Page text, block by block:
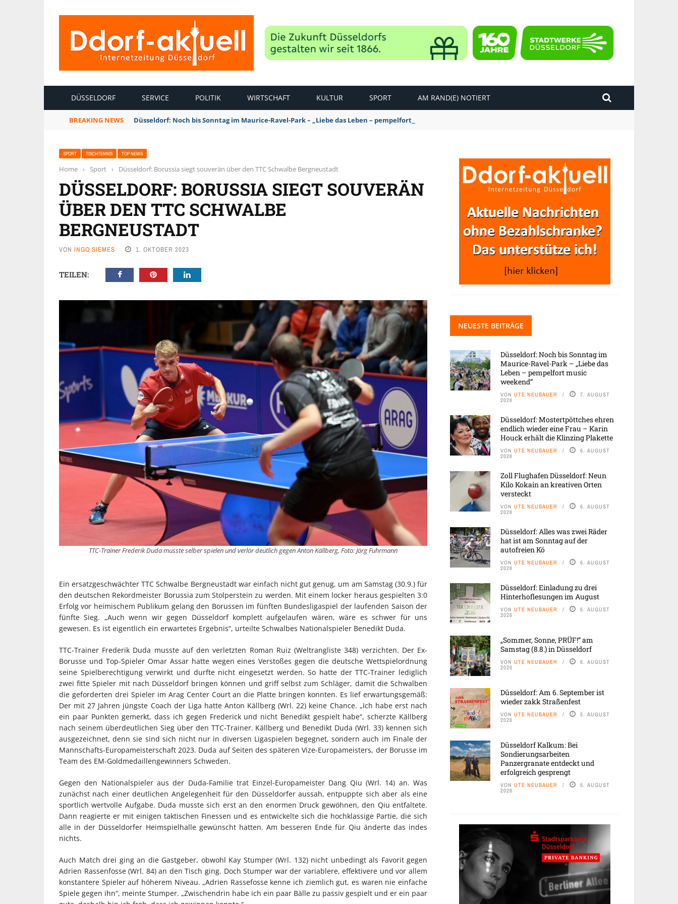
DÜSSELDORF SERVICE POLITIK WIRTSCHAFT KULTUR SPORT AM RAND(E) NOTIERT
BREAKING NEWS Düsseldorf: Noch bis Sonntag im Maurice-Ravel-Park – „Liebe das Leben – pempelfort music weekend“
SPORT TISCHTENNIS TOP NEWS
Home › Sport › Düsseldorf: Borussia siegt souverän über den TTC Schwalbe Bergneustadt
DÜSSELDORF: BORUSSIA SIEGT SOUVERÄN
ÜBER DEN TTC SCHWALBE
BERGNEUSTADT
VON INGO SIEMES 1. OKTOBER 2023
TEILEN:
TTC-Trainer Frederik Duda musste selber spielen und verlör deutlich gegen Anton Källberg, Foto: Jörg Fuhrmann
Ein ersatzgeschwächter TTC Schwalbe Bergneustadt war einfach nicht gut genug, um am Samstag (30.9.) für
den deutschen Rekordmeister Borussia zum Stolperstein zu werden. Mit einem locker heraus gespielten 3:0
Erfolg vor heimischem Publikum gelang den Borussen im fünften Bundesligaspiel der laufenden Saison der
fünfte Sieg. „Auch wenn wir gegen Düsseldorf komplett aufgelaufen wären, wäre es schwer für uns
gewesen. Es ist eigentlich ein erwartetes Ergebnis“, urteilte Schwalbes Nationalspieler Benedikt Duda.
TTC-Trainer Frederik Duda musste auf den verletzten Roman Ruiz (Weltrangliste 348) verzichten. Der Ex-
Borusse und Top-Spieler Omar Assar hatte wegen eines Verstoßes gegen die deutsche Wettspielordnung
seine Spielberechtigung verwirkt und durfte nicht eingesetzt werden. So hatte der TTC-Trainer lediglich
zwei fitte Spieler mit nach Düsseldorf bringen können und griff selbst zum Schläger, damit die Schwalben
die geforderten drei Spieler im Arag Center Court an die Platte bringen konnten. Es lief erwartungsgemäß:
Der mit 27 Jahren jüngste Coach der Liga hatte Anton Källberg (Wrl. 22) keine Chance. „Ich habe erst nach
ein paar Punkten gemerkt, dass ich gegen Frederick und nicht Benedikt gespielt habe“, scherzte Källberg
nach seinem überdeutlichen Sieg über den TTC-Trainer. Källberg und Benedikt Duda (Wrl. 33) kennen sich
ausgezeichnet, denn sie sind sich nicht nur in diversen Ligaspielen begegnet, sondern auch im Finale der
Mannschafts-Europameisterschaft 2023. Duda auf Seiten des späteren Vize-Europameisters, der Borusse im
Team des EM-Goldmedaillengewinners Schweden.
Gegen den Nationalspieler aus der Duda-Familie trat Einzel-Europameister Dang Qiu (Wrl. 14) an. Was
zunächst nach einer deutlichen Angelegenheit für den Düsseldorfer aussah, entpuppte sich aber als eine
sportlich wertvolle Aufgabe. Duda musste sich erst an den enormen Druck gewöhnen, den Qiu entfaltete.
Dann reagierte er mit einigen taktischen Finessen und es entwickelte sich die hochklassige Partie, die sich
alle in der Düsseldorfer Heimspielhalle gewünscht hatten. Am besseren Ende für Qiu änderte das indes
nichts.
Auch Match drei ging an die Gastgeber, obwohl Kay Stumper (Wrl. 132) nicht unbedingt als Favorit gegen
Adrien Rassenfosse (Wrl. 84) an den Tisch ging. Doch Stumper war der variablere, effektivere und vor allem
konstantere Spieler auf höherem Niveau. „Adrien Rassefosse kenne ich ziemlich gut, es waren nie einfache
Spiele gegen ihn“, meinte Stumper. „Zwischendrin habe ich ein paar Bälle zu passiv gespielt und er ein paar
NEUESTE BEITRÄGE
Düsseldorf: Noch bis Sonntag im
Maurice-Ravel-Park – „Liebe das
Leben – pempelfort music
weekend“
VON UTE NEUBAUER 7. AUGUST
2026
Düsseldorf: Mostertpöttches ehren
endlich wieder eine Frau – Karin
Houck erhält die Klinzing Plakette
VON UTE NEUBAUER 6. AUGUST
2026
Zoll Flughafen Düsseldorf: Neun
Kilo Kokain an kreativen Orten
versteckt
VON UTE NEUBAUER 6. AUGUST
2026
Düsseldorf: Alles was zwei Räder
hat ist am Sonntag auf der
autofreien Kö
VON UTE NEUBAUER 6. AUGUST
2026
Düsseldorf: Einladung zu drei
Hinterhoflesungen im August
VON UTE NEUBAUER 6. AUGUST
2026
„Sommer, Sonne, PRÜF!“ am
Samstag (8.8.) in Düsseldorf
VON UTE NEUBAUER 6. AUGUST
2026
Düsseldorf: Am 6. September ist
wieder zakk Straßenfest
VON UTE NEUBAUER 5. AUGUST
2026
Düsseldorf Kalkum: Bei
Sondierungsarbeiten
Panzergranate entdeckt und
erfolgreich gesprengt
VON UTE NEUBAUER 5. AUGUST
2026